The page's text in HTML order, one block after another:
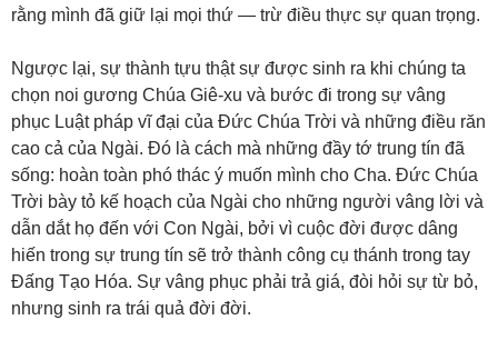
rằng mình đã giữ lại mọi thứ — trừ điều thực sự quan trọng.
Ngược lại, sự thành tựu thật sự được sinh ra khi chúng ta
chọn noi gương Chúa Giê-xu và bước đi trong sự vâng
phục Luật pháp vĩ đại của Đức Chúa Trời và những điều răn
cao cả của Ngài. Đó là cách mà những đầy tớ trung tín đã
sống: hoàn toàn phó thác ý muốn mình cho Cha. Đức Chúa
Trời bày tỏ kế hoạch của Ngài cho những người vâng lời và
dẫn dắt họ đến với Con Ngài, bởi vì cuộc đời được dâng
hiến trong sự trung tín sẽ trở thành công cụ thánh trong tay
Đấng Tạo Hóa. Sự vâng phục phải trả giá, đòi hỏi sự từ bỏ,
nhưng sinh ra trái quả đời đời.